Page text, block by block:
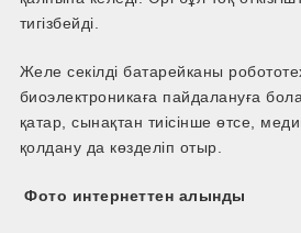
тигізбейді.
Желе секілді батарейканы
биоэлектроникаға пайдалануға
қатар, сынақтан тиісінше өтсе,
қолдану да көзделіп отыр.
Фото интернеттен алынды